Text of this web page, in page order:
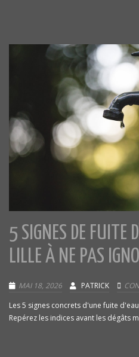
5 SIGNES DE FUITE
LILLE À NE PAS
MAI 18, 2026 PATRICK
Les 5 signes concrets d'une fuite
Repérez les indices avant les dégâts